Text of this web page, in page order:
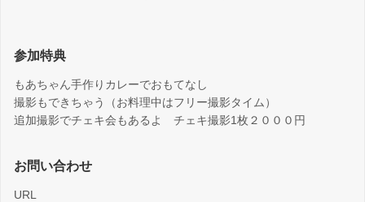
参加特典
もあちゃん手作りカレーでおもてなし
撮影もできちゃう（お料理中はフリー撮影タイム）
追加撮影でチェキ会もあるよ チェキ撮影1枚２０００円
お問い合わせ
URL